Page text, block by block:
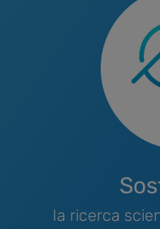
la ricerca